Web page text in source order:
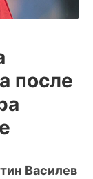
после
Василев